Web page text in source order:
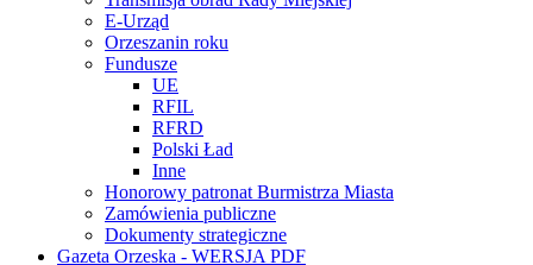
E-Urząd
Orzeszanin roku
Fundusze
UE
RFIL
RFRD
Polski Ład
Inne
Honorowy patronat Burmistrza Miasta
Zamówienia publiczne
Dokumenty strategiczne
Gazeta Orzeska - WERSJA PDF